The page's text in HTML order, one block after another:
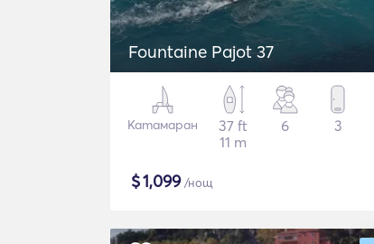
Fountaine Pajot 37
Катамаран
37 ft
11 m
6 3
$1,099/нощ